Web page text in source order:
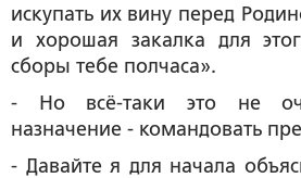
искупать их вину перед
и хорошая закалка для
сборы тебе полчаса».
- Но всё-таки это не
назначение - командовать
- Давайте я для начала